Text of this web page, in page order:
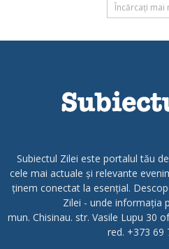
Încărcați mai
Subiectul Zilei este portalul tău
cele mai actuale și relevante
ținem conectat la esențial.
Zilei - unde informația
mun. Chisinau. str. Vasile Lupu 30
red. +373 69